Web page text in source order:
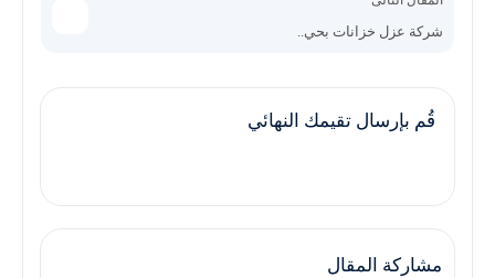
شركة عزل خزانات بحي..
قُم بإرسال تقيمك النهائي
مشاركة المقال